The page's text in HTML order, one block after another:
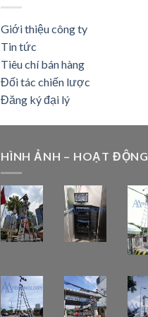
Giới thiệu công ty
Tin tức
Tiêu chí bán hàng
Đối tác chiến lược
Đăng ký đại lý
HÌNH ẢNH – HOẠT